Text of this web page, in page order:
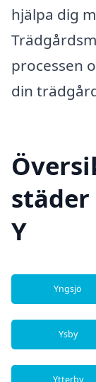
hjälpa dig
processen
din
Y
Yngsjö
Ysby
Ytterby